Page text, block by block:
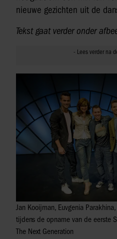
nieuwe gezichten uit de
Tekst gaat verder onder
Jan Kooijman, Euvgenia
tijdens de opname van de eerste
The Next Generation